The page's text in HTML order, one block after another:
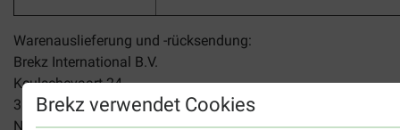
Brekz verwendet Cookies
Warenauslieferung und -rücksendung:
Brekz International B.V.
Keulschevaart 24
3621 MX, Breukelen
Niederlande